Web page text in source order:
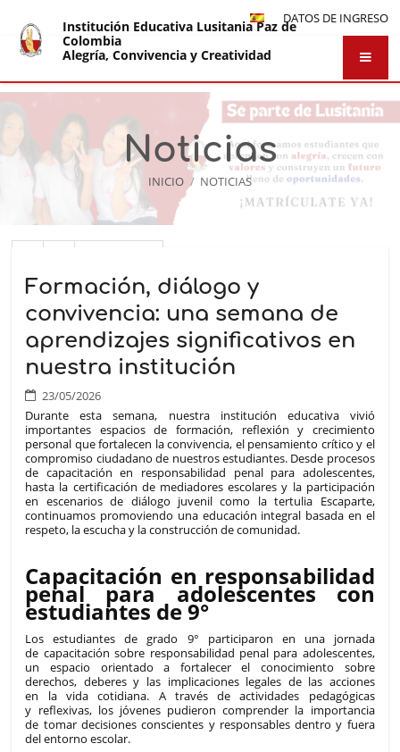
DATOS DE INGRESO
Institución Educativa Lusitania Paz de
Colombia
Alegría, Convivencia y Creatividad
Noticias
INICIO / NOTICIAS
Noticias
Formación, diálogo y
convivencia: una semana de
aprendizajes significativos en
nuestra institución
23/05/2026
Durante esta semana, nuestra institución educativa vivió
importantes espacios de formación, reflexión y crecimiento
personal que fortalecen la convivencia, el pensamiento crítico y el
compromiso ciudadano de nuestros estudiantes. Desde procesos
de capacitación en responsabilidad penal para adolescentes,
hasta la certificación de mediadores escolares y la participación
en escenarios de diálogo juvenil como la tertulia Escaparte,
continuamos promoviendo una educación integral basada en el
respeto, la escucha y la construcción de comunidad.
Capacitación en responsabilidad
penal para adolescentes con
estudiantes de 9°
Los estudiantes de grado 9° participaron en una jornada
de capacitación sobre responsabilidad penal para adolescentes,
un espacio orientado a fortalecer el conocimiento sobre
derechos, deberes y las implicaciones legales de las acciones
en la vida cotidiana. A través de actividades pedagógicas
y reflexivas, los jóvenes pudieron comprender la importancia
de tomar decisiones conscientes y responsables dentro y fuera
del entorno escolar.